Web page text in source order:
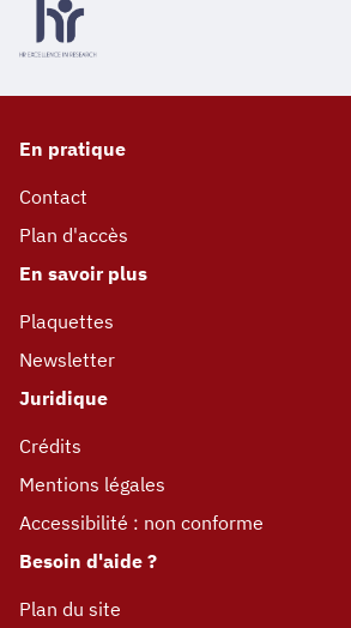
En pratique
Contact
Plan d'accès
En savoir plus
Plaquettes
Newsletter
Juridique
Crédits
Mentions légales
Accessibilité : non conforme
Besoin d'aide ?
Plan du site